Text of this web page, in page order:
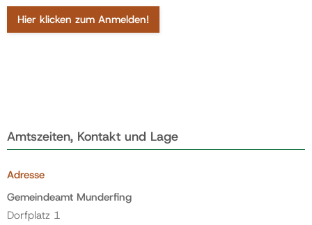
Hier klicken zum Anmelden!
Amtszeiten, Kontakt und Lage
Adresse
Gemeindeamt Munderfing
Dorfplatz 1